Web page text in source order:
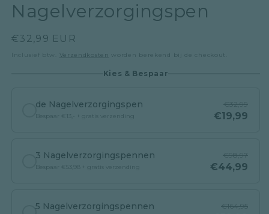
Nagelverzorgingspen
Normale
prijs
€32,99 EUR
Inclusief btw. Verzendkosten worden berekend bij de checkout.
Kies & Bespaar
de Nagelverzorgingspen
Bespaar €13,- + gratis verzending €19,99
€32,99
3 Nagelverzorgingspennen
Bespaar €53,98 + gratis verzending €44,99
€98,97
5 Nagelverzorgingspennen €164,95